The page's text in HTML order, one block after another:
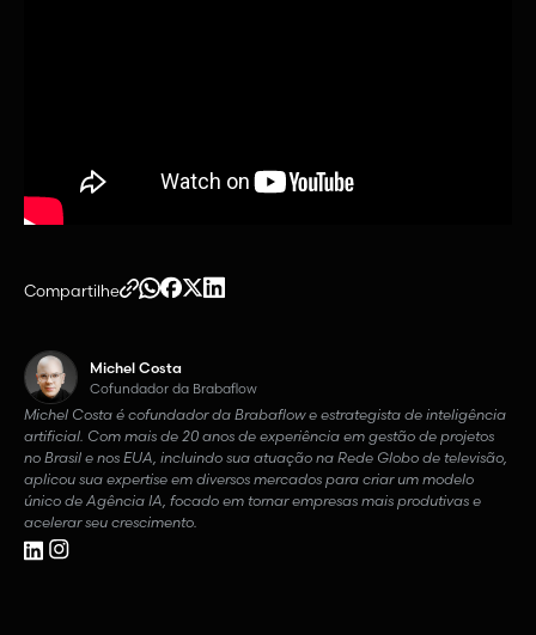
Compartilhe
Michel Costa
Cofundador da Brabaflow
Michel Costa é cofundador da Brabaflow e estrategista de inteligência
artificial. Com mais de 20 anos de experiência em gestão de projetos
no Brasil e nos EUA, incluindo sua atuação na Rede Globo de televisão,
aplicou sua expertise em diversos mercados para criar um modelo
único de Agência IA, focado em tornar empresas mais produtivas e
acelerar seu crescimento.